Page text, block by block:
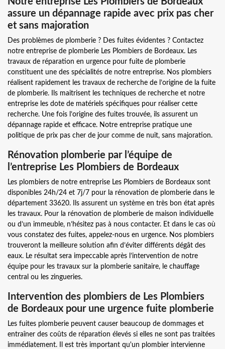
assure un dépannage rapide avec prix pas cher
et sans majoration
Des problèmes de plomberie ? Des fuites évidentes ? Contactez
notre entreprise de plomberie Les Plombiers de Bordeaux. Les
travaux de réparation en urgence pour fuite de plomberie
constituent une des spécialités de notre entreprise. Nos plombiers
réalisent rapidement les travaux de recherche de l’origine de la fuite
de plomberie. Ils maitrisent les techniques de recherche et notre
entreprise les dote de matériels spécifiques pour réaliser cette
recherche. Une fois l’origine des fuites trouvée, ils assurent un
dépannage rapide et efficace. Notre entreprise pratique une
politique de prix pas cher de jour comme de nuit, sans majoration.
Rénovation plomberie par l’équipe de
l’entreprise Les Plombiers de Bordeaux
Les plombiers de notre entreprise Les Plombiers de Bordeaux sont
disponibles 24h/24 et 7j/7 pour la rénovation de plomberie dans le
département 33620. Ils assurent un système en très bon état après
les travaux. Pour la rénovation de plomberie de maison individuelle
ou d’un immeuble, n’hésitez pas à nous contacter. Et dans le cas où
vous constatez des fuites, appelez-nous en urgence. Nos plombiers
trouveront la meilleure solution afin d’éviter différents dégât des
eaux. Le résultat sera impeccable après l’intervention de notre
équipe pour les travaux sur la plomberie sanitaire, le chauffage
central ou les zingueries.
Intervention des plombiers de Les Plombiers
de Bordeaux pour une urgence fuite plomberie
Les fuites plomberie peuvent causer beaucoup de dommages et
entraîner des coûts de réparation élevés si elles ne sont pas traitées
immédiatement. Il est très important qu'un plombier intervienne